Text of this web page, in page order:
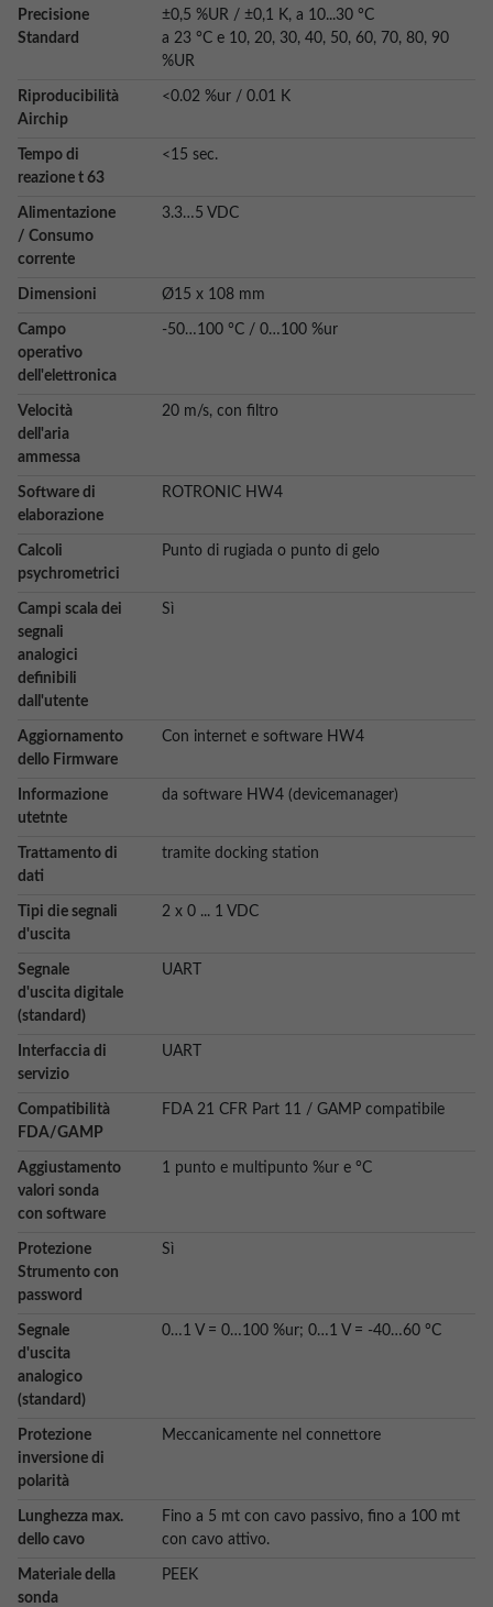
Precisione
Standard
±0,5 %UR / ±0,1 K, a 10...30 °C
a 23 °C e 10, 20, 30, 40, 50, 60, 70, 80, 90
%UR
Riproducibilità
Airchip
<0.02 %ur / 0.01 K
Tempo di
reazione t 63
<15 sec.
Alimentazione
/ Consumo
corrente
3.3…5 VDC
Dimensioni Ø15 x 108 mm
Campo
operativo
dell'elettronica
-50…100 °C / 0…100 %ur
Velocità
dell'aria
ammessa
20 m/s, con filtro
Software di
elaborazione
ROTRONIC HW4
Calcoli
psychrometrici
Punto di rugiada o punto di gelo
Campi scala dei
segnali
analogici
definibili
dall'utente
Sì
Aggiornamento
dello Firmware
Con internet e software HW4
Informazione
utetnte
da software HW4 (devicemanager)
Trattamento di
dati
tramite docking station
Tipi die segnali
d'uscita
2 x 0 ... 1 VDC
Segnale
d'uscita digitale
(standard)
UART
Interfaccia di
servizio
UART
Compatibilità
FDA/GAMP
FDA 21 CFR Part 11 / GAMP compatibile
Aggiustamento
valori sonda
con software
1 punto e multipunto %ur e °C
Protezione
Strumento con
password
Sì
Segnale
d'uscita
analogico
(standard)
0…1 V = 0…100 %ur; 0…1 V = -40…60 °C
Protezione
inversione di
polarità
Meccanicamente nel connettore
Lunghezza max.
dello cavo
Fino a 5 mt con cavo passivo, fino a 100 mt
con cavo attivo.
Materiale della
sonda
PEEK